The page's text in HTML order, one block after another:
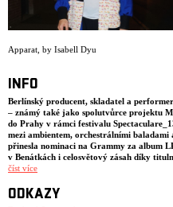
Apparat by Isabell Dyu
INFO
Berlínský producent, skladatel a
– známý také jako spolutvůrce projektu
do Prahy v rámci festivalu
mezi ambientem, orchestrálními
přinesla nominaci na Grammy za album
v Benátkách i celosvětový zásah díky
Po úspěšném posledním albu a světovém
uslyší pražské publikum ještě před jejím
slibuje Apparatův typický mix hloubky,
číst více
ODKAZY